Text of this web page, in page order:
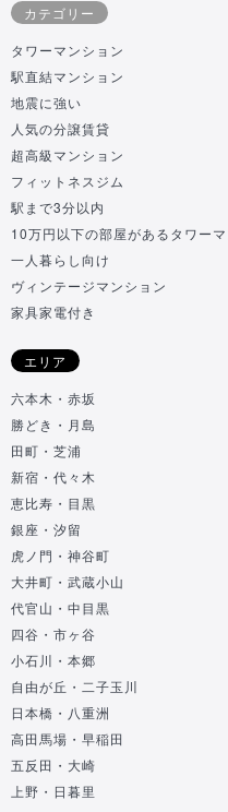
カテゴリー
タワーマンション
駅直結マンション
地震に強い
人気の分譲賃貸
超高級マンション
フィットネスジム
駅まで3分以内
10万円以下の部屋があるタワー
一人暮らし向け
ヴィンテージマンション
家具家電付き
エリア
六本木・赤坂
勝どき・月島
田町・芝浦
新宿・代々木
恵比寿・目黒
銀座・汐留
虎ノ門・神谷町
大井町・武蔵小山
代官山・中目黒
四谷・市ヶ谷
小石川・本郷
自由が丘・二子玉川
日本橋・八重洲
高田馬場・早稲田
五反田・大崎
上野・日暮里